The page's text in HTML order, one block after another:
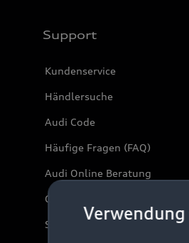
Support
Kundenservice
Händlersuche
Audi Code
Häufige Fragen (FAQ)
Audi Online Beratung
Online-Terminvereinbarung
Servicekontakt